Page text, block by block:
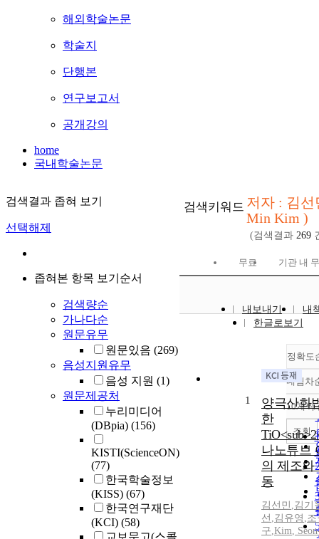
해외학술논문
학술지
단행본
연구보고서
공개강의
home
국내학술논문
검색결과 좁혀 보기
선택해제
좁혀본 항목 보기순서
검색량순
가나다순
원문유무
원문있음 (269)
음성지원유무
음성 지원 (1)
원문제공처
누리미디어
(DBpia) (156)
KISTI(ScienceON)
(77)
한국학술정보
(KISS) (67)
한국연구재단
(KCI) (58)
검색키워드 저자 : 김선
Min Kim )
(검색결과 269
무료 기관 내
내보내기
내
한글로보기
정확도
내림차
10개씩
조회
1
양극산화
한
나노튜브
의 제조와
동
김선민 ,김기
선 ,김유영 ,조
구,Kim,